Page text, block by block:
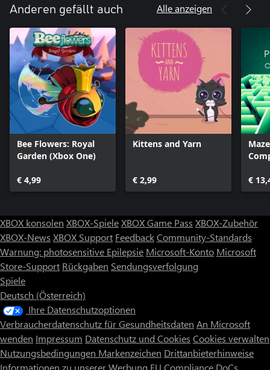
Anderen gefällt auch Alle anzeigen
Bee Flowers: Royal
Garden (Xbox One)
€ 4,99
Kittens and Yarn
€ 2,99 €
XBOX konsolen XBOX-SpieleXBOX Game Pass XBOX-Zubehör
XBOX-News XBOX Support FeedbackCommunity-Standards
Warnung: photosensitive Epilepsie Microsoft-Konto Microsoft
Store-Support Rückgaben Sendungsverfolgung
Spiele
Deutsch (Österreich)
Ihre Datenschutzoptionen
Verbraucherdatenschutz für Gesundheitsdaten An Microsoft
wenden Impressum Datenschutz und Cookies Cookies verwalten
Nutzungsbedingungen Markenzeichen Drittanbieterhinweise